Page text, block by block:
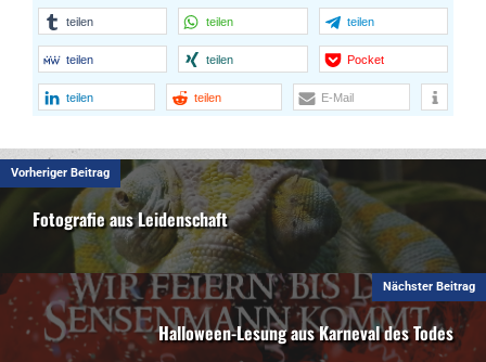
teilen teilen teilen
teilen teilen Pocket
teilen teilen E-Mail
Vorheriger Beitrag
Fotografie aus Leidenschaft
Nächster Beitrag
Halloween-Lesung aus Karneval des Todes